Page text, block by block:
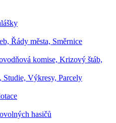
Řády města, Směrnice
komise, Krizový štáb,
Studie, Výkresy, Parcely
hasičů